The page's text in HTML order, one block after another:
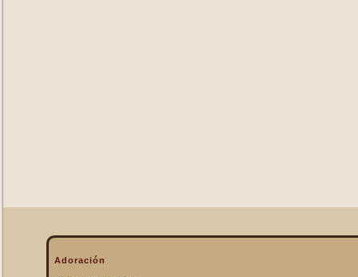
Encarnación
La Eucaristía y la Pasión
Adoración